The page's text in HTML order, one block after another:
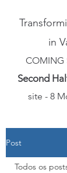
in
COMING
Second
site - 8
Post
Todos os